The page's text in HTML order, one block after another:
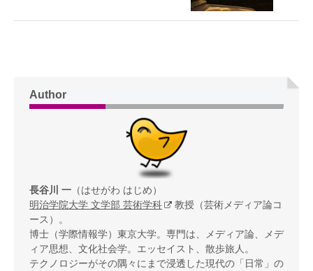
Author
長谷川 一 （はせがわ はじめ）
明治学院大学 文学部 芸術学科
教授（芸術メディア論コ
ース）。
博士（学際情報学）東京大学。専門は、メディア論、メデ
ィア思想、文化社会学。エッセイスト、散歩旅人。
テクノロジーがその隅々にまで浸透した現代の「日常」の